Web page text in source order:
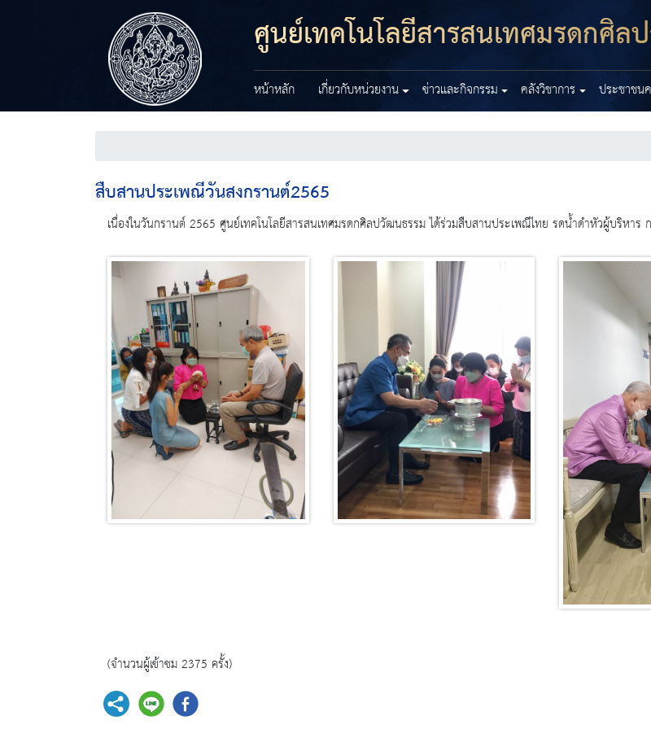
ศูนย์เทคโนโลยีสารสนเทศมรดกศิ
หน้าหลัก เกี่ยวกับหน่วยงาน ข่าวและกิจกรรม คลังวิชาการ ประชาชน
สืบสานประเพณีวันสงกรานต์2565
เนื่องในวันกรานต์ 2565 ศูนย์เทคโนโลยีสารสนเทศมรดกศิลปวัฒนธรรม ได้ร่วมสืบสานประเพณีไทย รดน้ำดำหัวผู้บริหาร
(จำนวนผู้เข้าชม 2375 ครั้ง)